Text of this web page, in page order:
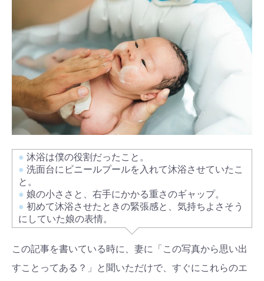
● 沐浴は僕の役割だったこと。
● 洗面台にビニールプールを入れて沐浴させていたこ
と。
● 娘の小ささと、右手にかかる重さのギャップ。
● 初めて沐浴させたときの緊張感と、気持ちよさそう
にしていた娘の表情。
この記事を書いている時に、妻に「この写真から思い出
すことってある？」と聞いただけで、すぐにこれらのエ